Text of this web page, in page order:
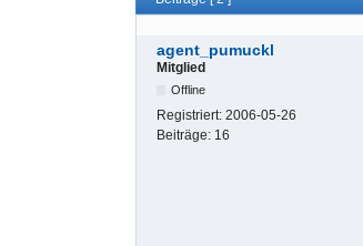
agent_pumuckl
Mitglied
Offline
Registriert: 2006-05-26
Beiträge: 16